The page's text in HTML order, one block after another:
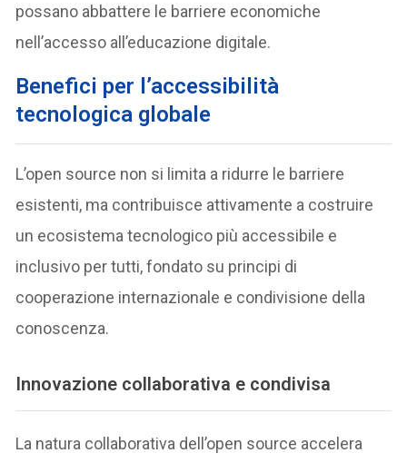
possano abbattere le barriere economiche
nell’accesso all’educazione digitale.
Benefici per l’accessibilità
tecnologica globale
L’open source non si limita a ridurre le barriere
esistenti, ma contribuisce attivamente a costruire
un ecosistema tecnologico più accessibile e
inclusivo per tutti, fondato su principi di
cooperazione internazionale e condivisione della
conoscenza.
Innovazione collaborativa e condivisa
La natura collaborativa dell’open source accelera